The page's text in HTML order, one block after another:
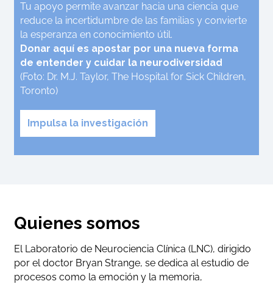
Tu apoyo permite avanzar hacia una ciencia que
reduce la incertidumbre de las familias y convierte
la esperanza en conocimiento útil.
Donar aquí es apostar por una nueva forma
de entender y cuidar la neurodiversidad
(Foto: Dr. M.J. Taylor, The Hospital for Sick Children,
Toronto)
Impulsa la investigación
Quienes somos
El Laboratorio de Neurociencia Clínica (LNC), dirigido
por el doctor Bryan Strange, se dedica al estudio de
procesos como la emoción y la memoria,